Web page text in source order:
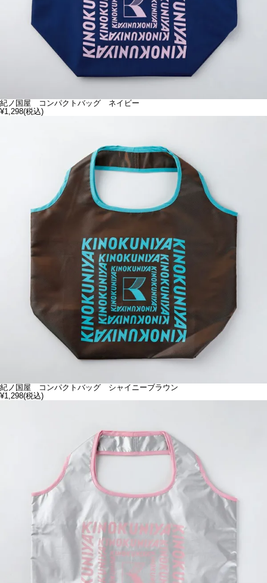
紀ノ国屋 コンパクトバッグ ネイビー
¥1,298(税込)
紀ノ国屋 コンパクトバッグ シャイニーブラウン
¥1,298(税込)